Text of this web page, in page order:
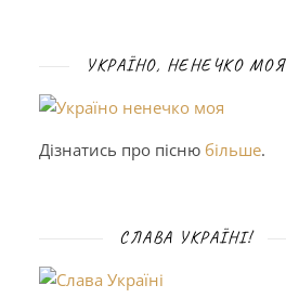
УКРАЇНО, НЕНЕЧКО МОЯ
Дізнатись про пісню більше.
СЛАВА УКРАЇНІ!